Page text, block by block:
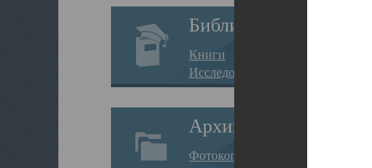
Библиотека
Книги
Исследования
Архив
Фотокопии дел